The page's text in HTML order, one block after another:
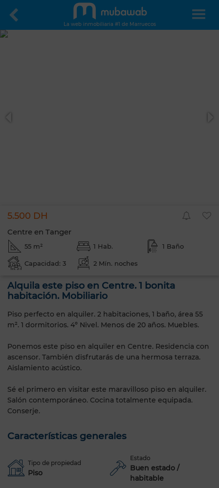
La web inmobiliaria #1 de Marruecos
5.500 DH
Centre en Tanger
55 m² 1 Hab. 1 Baño
Capacidad: 3 2 Mín. noches
Alquila este piso en Centre. 1 bonita
habitación. Mobiliario
Piso perfecto en alquiler. 2 habitaciones, 1 baño, área 55
m². 1 dormitorios. 4º Nivel. Menos de 20 años. Muebles.
Ponemos este piso en alquiler en Centre. Residencia con
ascensor. También disfrutarás de una hermosa terraza.
Aislamiento acústico.
Sé el primero en visitar este maravilloso piso en alquiler.
Salón contemporáneo. Cocina totalmente equipada.
Conserje.
Características generales
Tipo de propiedad
Piso
Estado
Buen estado /
habitable